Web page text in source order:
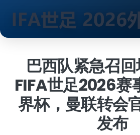
巴西队紧急召回
FIFA世足2026赛
界杯，曼联转会
发布